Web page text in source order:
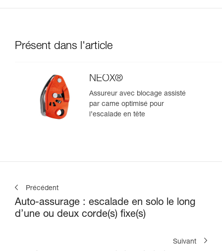
Présent dans l'article
NEOX®
Assureur avec blocage assisté
par came optimisé pour
l’escalade en tête
Précédent
Auto-assurage : escalade en solo le long
d’une ou deux corde(s) fixe(s)
Suivant